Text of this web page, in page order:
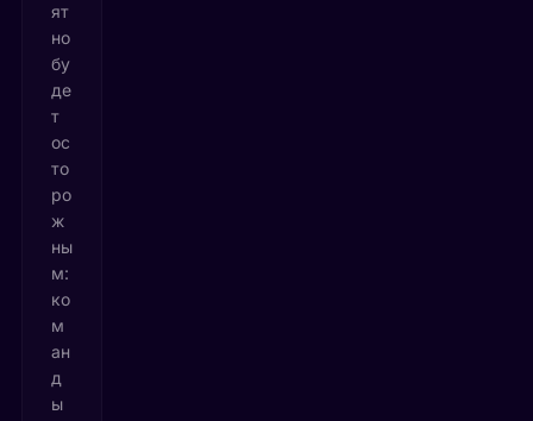
ят
но
бу
де
т
ос
то
ро
ж
ны
м:
ко
м
ан
д
ы